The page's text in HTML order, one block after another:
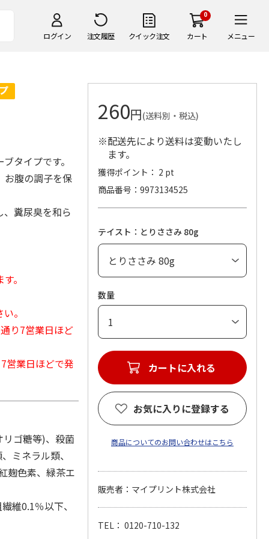
ログイン 注文履歴 クイック注文
0
カート メニュー
タイプです。
お腹の調子を保
糞尿臭を和ら
。
。
り7営業日ほど
営業日ほどで発
ゴ糖等)、殺菌
ミネラル類、
麹色素、緑茶エ
維0.1％以下、
260円(送料別・税込)
※配送先により送料は変動いたし
ます。
獲得ポイント： 2 pt
商品番号
9973134525
テイスト：とりささみ 80g
数量
カートに入れる
お気に入りに登録する
商品についてのお問い合わせはこちら
販売者：マイプリント株式会社
TEL： 0120-710-132